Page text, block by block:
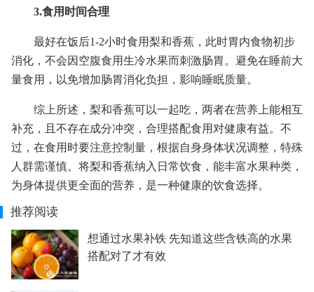
3.食用时间合理
最好在饭后1-2小时食用梨和香蕉，此时胃内食物初步
消化，不会因空腹食用生冷水果而刺激肠胃。避免在睡前大
量食用，以免增加肠胃消化负担，影响睡眠质量。
综上所述，梨和香蕉可以一起吃，两者在营养上能相互
补充，且不存在成分冲突，合理搭配食用对健康有益。不
过，在食用时要注意控制量，根据自身身体状况调整，特殊
人群需谨慎。将梨和香蕉纳入日常饮食，能丰富水果种类，
为身体提供更全面的营养，是一种健康的饮食选择。
推荐阅读
想通过水果补铁 先知道这些含铁高的水果
搭配对了才有效